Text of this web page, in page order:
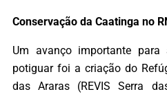
Conservação da Caatinga no
Um avanço importante para
potiguar foi a criação do
das Araras (REVIS Serra